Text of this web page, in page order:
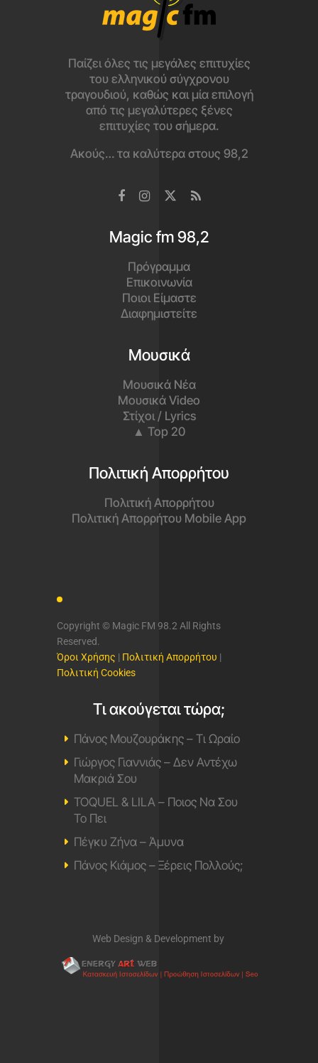
Παίζει όλες τις μεγάλες επιτυχίες
του ελληνικού σύγχρονου
τραγουδιού, καθώς και μία επιλογή
από τις μεγαλύτερες ξένες
επιτυχίες του σήμερα.
Ακούς… τα καλύτερα στους 98,2
Magic fm 98,2
Πρόγραμμα
Επικοινωνία
Ποιοι Είμαστε
Διαφημιστείτε
Μουσικά
Μουσικά Νέα
Μουσικά Video
Στίχοι / Lyrics
▲ Top 20
Πολιτική Απορρήτου
Πολιτική Απορρήτου
Πολιτική Απορρήτου Mobile App
Copyright © Magic FM 98.2 All Rights
Reserved.
Όροι Χρήσης | Πολιτική Απορρήτου |
Πολιτική Cookies
Τι ακούγεται τώρα;
Πάνος Μουζουράκης – Τι Ωραίο
Γιώργος Γιαννιάς – Δεν Αντέχω
Μακριά Σου
TOQUEL & LILA – Ποιος Να Σου
Το Πει
Πέγκυ Ζήνα – Άμυνα
Πάνος Κιάμος – Ξέρεις Πολλούς;
Web Design & Development by